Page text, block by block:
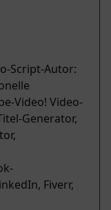
Script-Autor:
Video! Video-
Generator,
Fiverr,